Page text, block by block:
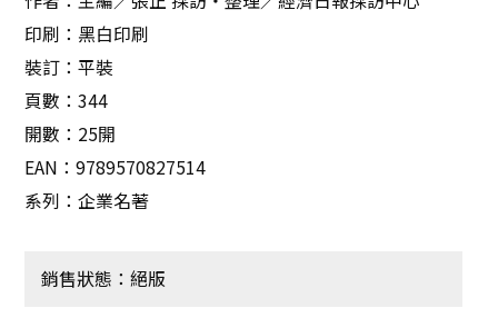
印刷：黑白印刷
裝訂：平裝
頁數：344
開數：25開
EAN：9789570827514
系列：企業名著
銷售狀態：絕版